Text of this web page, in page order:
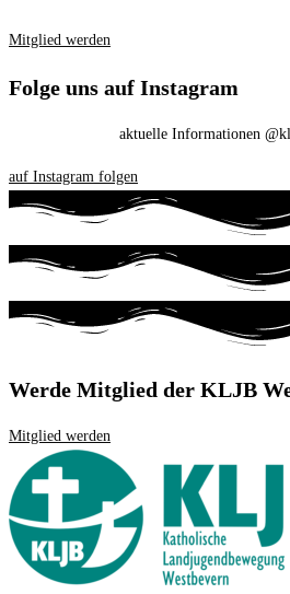
Mitglied werden
Folge uns auf Instagram
aktuelle Informationen
auf Instagram folgen
Werde Mitglied der KLJB
Mitglied werden